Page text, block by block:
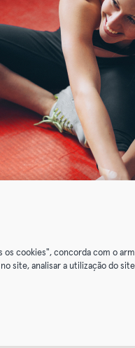
cookies", concorda com o
site, analisar a utilização do